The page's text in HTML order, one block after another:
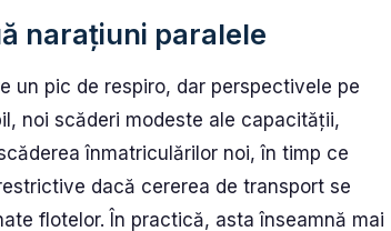
narațiuni paralele
un pic de respiro, dar perspectivele pe
noi scăderi modeste ale capacității,
înmatriculărilor noi, în timp ce
dacă cererea de transport se
flotelor. În practică, asta înseamnă mai